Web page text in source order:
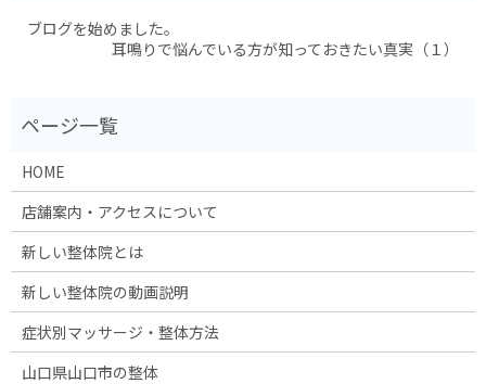
ブログを始めました。
耳鳴りで悩んでいる方が知っておきたい真実（１）
HOME
店舗案内・アクセスについて
新しい整体院とは
新しい整体院の動画説明
症状別マッサージ・整体方法
山口県山口市の整体